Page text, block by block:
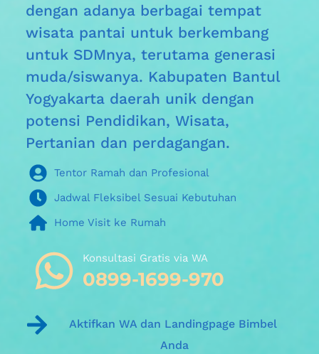
dengan adanya berbagai tempat
wisata pantai untuk berkembang
untuk SDMnya, terutama generasi
muda/siswanya. Kabupaten Bantul
Yogyakarta daerah unik dengan
potensi Pendidikan, Wisata,
Pertanian dan perdagangan.
Tentor Ramah dan Profesional
Jadwal Fleksibel Sesuai Kebutuhan
Home Visit ke Rumah
Konsultasi Gratis via WA
0899-1699-970
Aktifkan WA dan Landingpage Bimbel
Anda